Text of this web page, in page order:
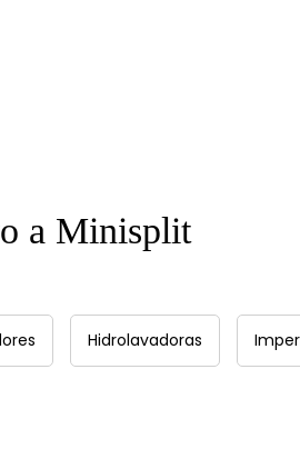
a Minisplit
Hidrolavadoras